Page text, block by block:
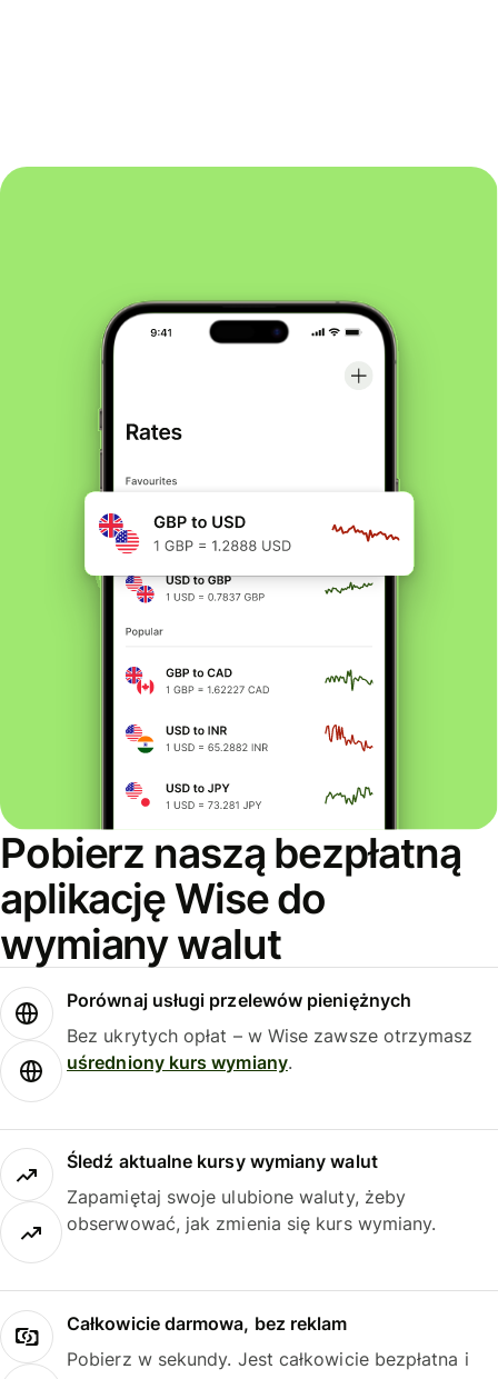
Pobierz naszą bezpłatną
aplikację Wise do
wymiany walut
Porównaj usługi przelewów pieniężnych
Bez ukrytych opłat – w Wise zawsze otrzymasz
uśredniony kurs wymiany.
Śledź aktualne kursy wymiany walut
Zapamiętaj swoje ulubione waluty, żeby
obserwować, jak zmienia się kurs wymiany.
Całkowicie darmowa, bez reklam
Pobierz w sekundy. Jest całkowicie bezpłatna i